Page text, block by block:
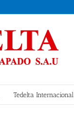
Tedelta Internacional